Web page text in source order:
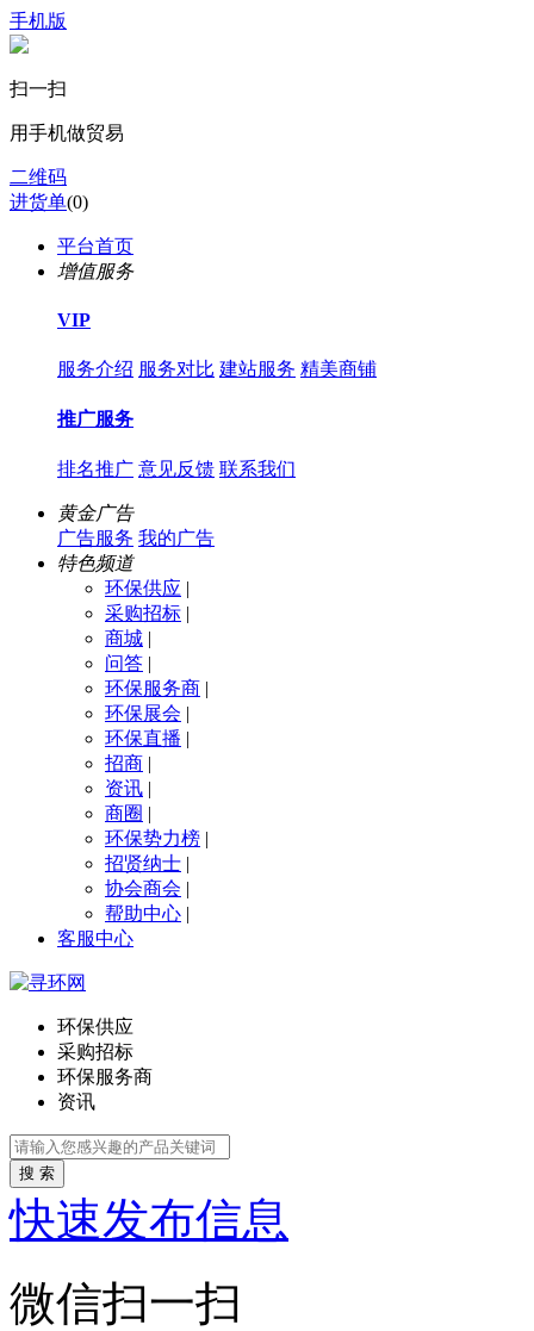
手机版
扫一扫
用手机做贸易
二维码
进货单(0)
平台首页
增值服务
VIP
服务介绍 服务对比 建站服务 精美商铺
推广服务
排名推广 意见反馈 联系我们
黄金广告
广告服务 我的广告
特色频道
环保供应 |
采购招标 |
商城 |
问答 |
环保服务商 |
环保展会 |
环保直播 |
招商 |
资讯 |
商圈 |
环保势力榜 |
招贤纳士 |
协会商会 |
帮助中心 |
客服中心
环保供应
采购招标
环保服务商
资讯
搜 索
快速发布信息
微信扫一扫